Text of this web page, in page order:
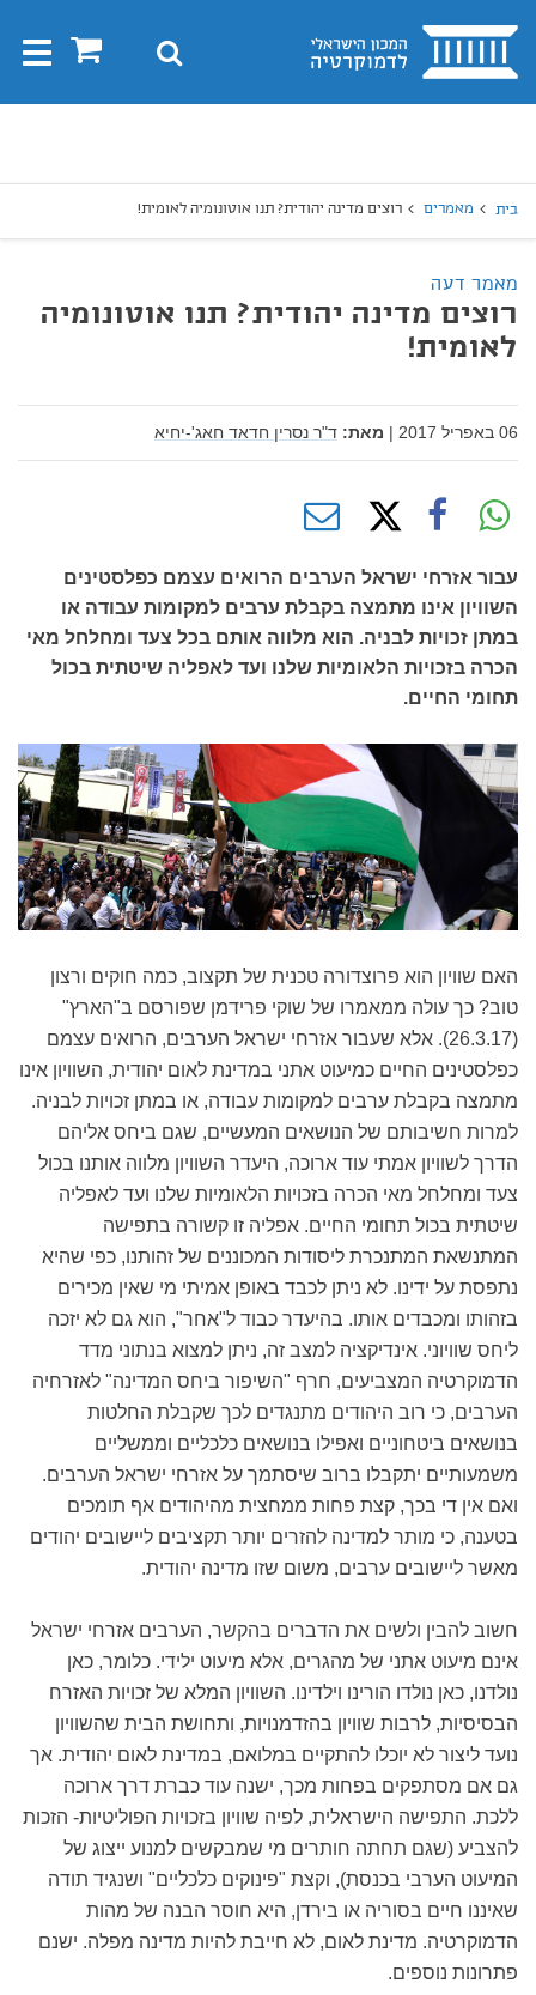
בית 0 חיפוש
בית מאמרים רוצים מדינה יהודית? תנו אוטונומיה לאומית!
מאמר דעה
רוצים מדינה יהודית? תנו אוטונומיה
לאומית!
06 באפריל 2017 | מאת: ד"ר נסרין חדאד חאג'-יחיא
עבור אזרחי ישראל הערבים הרואים עצמם כפלסטינים
השוויון אינו מתמצה בקבלת ערבים למקומות עבודה או
במתן זכויות לבניה. הוא מלווה אותם בכל צעד ומחלחל מאי
הכרה בזכויות הלאומיות שלנו ועד לאפליה שיטתית בכול
תחומי החיים.
האם שוויון הוא פרוצדורה טכנית של תקצוב, כמה חוקים ורצון
טוב? כך עולה ממאמרו של שוקי פרידמן שפורסם ב"הארץ"
(26.3.17). אלא שעבור אזרחי ישראל הערבים, הרואים עצמם
כפלסטינים החיים כמיעוט אתני במדינת לאום יהודית, השוויון אינו
מתמצה בקבלת ערבים למקומות עבודה, או במתן זכויות לבניה.
למרות חשיבותם של הנושאים המעשיים, שגם ביחס אליהם
הדרך לשוויון אמתי עוד ארוכה, היעדר השוויון מלווה אותנו בכול
צעד ומחלחל מאי הכרה בזכויות הלאומיות שלנו ועד לאפליה
שיטתית בכול תחומי החיים. אפליה זו קשורה בתפישה
המתנשאת המתנכרת ליסודות המכוננים של זהותנו, כפי שהיא
נתפסת על ידינו. לא ניתן לכבד באופן אמיתי מי שאין מכירים
בזהותו ומכבדים אותו. בהיעדר כבוד ל"אחר", הוא גם לא יזכה
ליחס שוויוני. אינדיקציה למצב זה, ניתן למצוא בנתוני מדד
הדמוקרטיה המצביעים, חרף "השיפור ביחס המדינה" לאזרחיה
הערבים, כי רוב היהודים מתנגדים לכך שקבלת החלטות
בנושאים ביטחוניים ואפילו בנושאים כלכליים וממשליים
משמעותיים יתקבלו ברוב שיסתמך על אזרחי ישראל הערבים.
ואם אין די בכך, קצת פחות ממחצית מהיהודים אף תומכים
בטענה, כי מותר למדינה להזרים יותר תקציבים ליישובים יהודים
מאשר ליישובים ערבים, משום שזו מדינה יהודית.
חשוב להבין ולשים את הדברים בהקשר, הערבים אזרחי ישראל
אינם מיעוט אתני של מהגרים, אלא מיעוט ילידי. כלומר, כאן
נולדנו, כאן נולדו הורינו וילדינו. השוויון המלא של זכויות האזרח
הבסיסיות, לרבות שוויון בהזדמנויות, ותחושת הבית שהשוויון
נועד ליצור לא יוכלו להתקיים במלואם, במדינת לאום יהודית. אך
גם אם מסתפקים בפחות מכך, ישנה עוד כברת דרך ארוכה
ללכת. התפישה הישראלית, לפיה שוויון בזכויות הפוליטיות- הזכות
להצביע (שגם תחתה חותרים מי שמבקשים למנוע ייצוג של
המיעוט הערבי בכנסת), וקצת "פינוקים כלכליים" ושנגיד תודה
שאיננו חיים בסוריה או בירדן, היא חוסר הבנה של מהות
הדמוקרטיה. מדינת לאום, לא חייבת להיות מדינה מפלה. ישנם
פתרונות נוספים.